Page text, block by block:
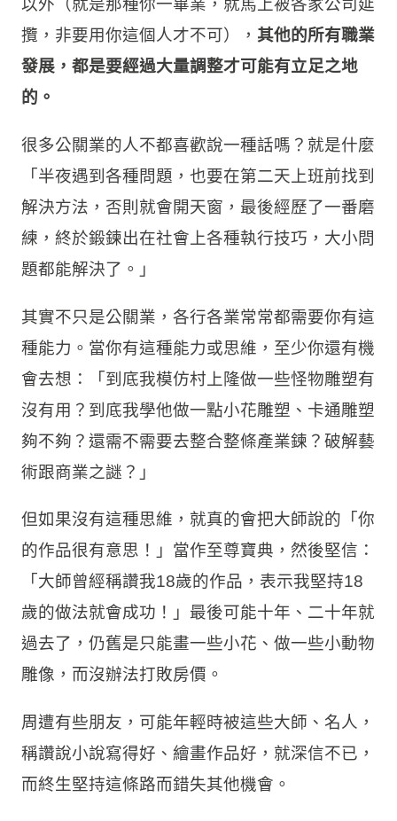
以外（就是那種你一畢業，就馬上被各家公司延
攬，非要用你這個人才不可）， 其他的所有職業
發展，都是要經過大量調整才可能有立足之地
的。
很多公關業的人不都喜歡說一種話嗎？就是什麼
「半夜遇到各種問題，也要在第二天上班前找到
解決方法，否則就會開天窗，最後經歷了一番磨
練，終於鍛鍊出在社會上各種執行技巧，大小問
題都能解決了。」
其實不只是公關業，各行各業常常都需要你有這
種能力。當你有這種能力或思維，至少你還有機
會去想：「到底我模仿村上隆做一些怪物雕塑有
沒有用？到底我學他做一點小花雕塑、卡通雕塑
夠不夠？還需不需要去整合整條產業鍊？破解藝
術跟商業之謎？」
但如果沒有這種思維，就真的會把大師說的「你
的作品很有意思！」當作至尊寶典，然後堅信：
「大師曾經稱讚我18歲的作品，表示我堅持18
歲的做法就會成功！」最後可能十年、二十年就
過去了，仍舊是只能畫一些小花、做一些小動物
雕像，而沒辦法打敗房價。
周遭有些朋友，可能年輕時被這些大師、名人，
稱讚說小說寫得好、繪畫作品好，就深信不已，
而終生堅持這條路而錯失其他機會。